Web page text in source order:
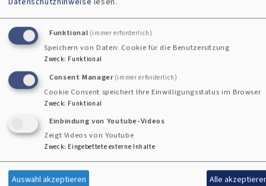
Funktional (immer erforderlich)
Speichern von Daten: Cookie für die Benutzersitzung
Zweck: Funktional
Consent Manager (immer erforderlich)
Cookie Consent speichert Ihre Einwilligungsstatus im Browser
Zweck: Funktional
Einbindung von Youtube-Videos
Zeigt Videos von Youtube
Zweck: Eingebettete externe Inhalte
Auswahl akzeptieren Alle